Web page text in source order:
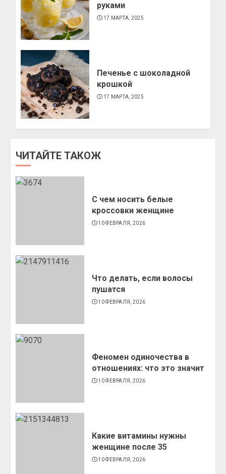
руками
17 МАРТА, 2025
Печенье с шоколадной
крошкой
17 МАРТА, 2025
ЧИТАЙТЕ ТАКОЖ
С чем носить белые
кроссовки женщине
10 ФЕВРАЛЯ, 2026
Что делать, если волосы
пушатся
10 ФЕВРАЛЯ, 2026
Феномен одиночества в
отношениях: что это значит
10 ФЕВРАЛЯ, 2026
Какие витамины нужны
женщине после 35
10 ФЕВРАЛЯ, 2026